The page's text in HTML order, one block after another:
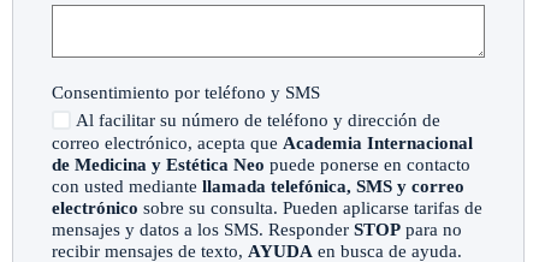
Consentimiento por teléfono y SMS
Al facilitar su número de teléfono y dirección de
correo electrónico, acepta que Academia Internacional
de Medicina y Estética Neo puede ponerse en contacto
con usted mediante llamada telefónica, SMS y correo
electrónico sobre su consulta. Pueden aplicarse tarifas de
mensajes y datos a los SMS. Responder STOP para no
recibir mensajes de texto, AYUDA en busca de ayuda.